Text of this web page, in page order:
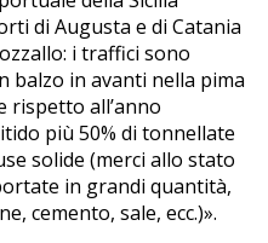
di Augusta e di Catania
i traffici sono
balzo in avanti nella pima
rispetto all’anno
più 50% di tonnellate
solide (merci allo stato
in grandi quantità,
cemento, sale, ecc.)».